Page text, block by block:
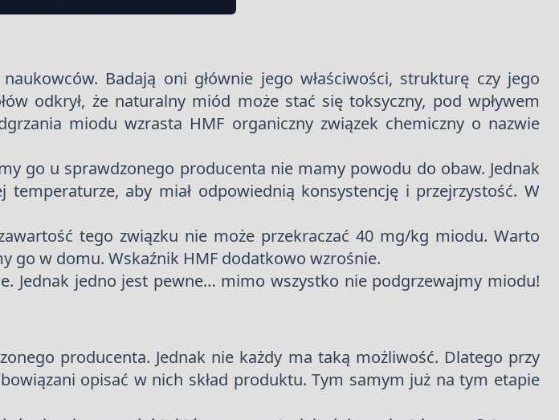
Badają oni głównie jego właściwości, strukturę czy jego
odkrył, że naturalny miód może stać się toksyczny, pod wpływem
miodu wzrasta HMF organiczny związek chemiczny o nazwie
go u sprawdzonego producenta nie mamy powodu do obaw. Jednak
aby miał odpowiednią konsystencję i przejrzystość. W
tego związku nie może przekraczać 40 mg/kg miodu. Warto
go w domu. Wskaźnik HMF dodatkowo wzrośnie.
Jednak jedno jest pewne… mimo wszystko nie podgrzewajmy miodu!
producenta. Jednak nie każdy ma taką możliwość. Dlatego przy
opisać w nich skład produktu. Tym samym już na tym etapie